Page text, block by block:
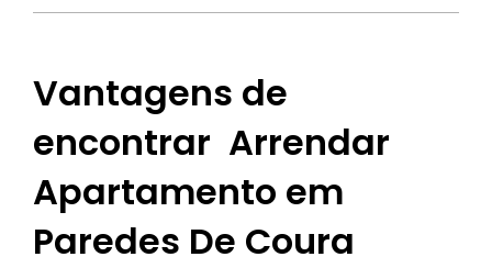
Vantagens de
encontrar Arrendar
Apartamento em
Paredes De Coura